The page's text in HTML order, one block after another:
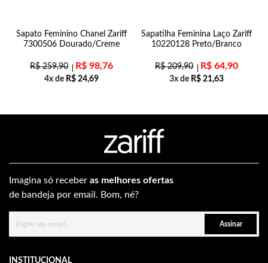
Sapato Feminino Chanel Zariff
7300506 Dourado/Creme
R$259,90 R$ 98,76
4x de R$ 24,69
Sapatilha Feminina Laço Zariff
10220128 Preto/Branco
R$209,90 R$ 64,90
3x de R$ 21,63
Imagina só receber as melhores ofertas
de bandeja por email. Bom, né?
Assinar
INSTITUCIONAL